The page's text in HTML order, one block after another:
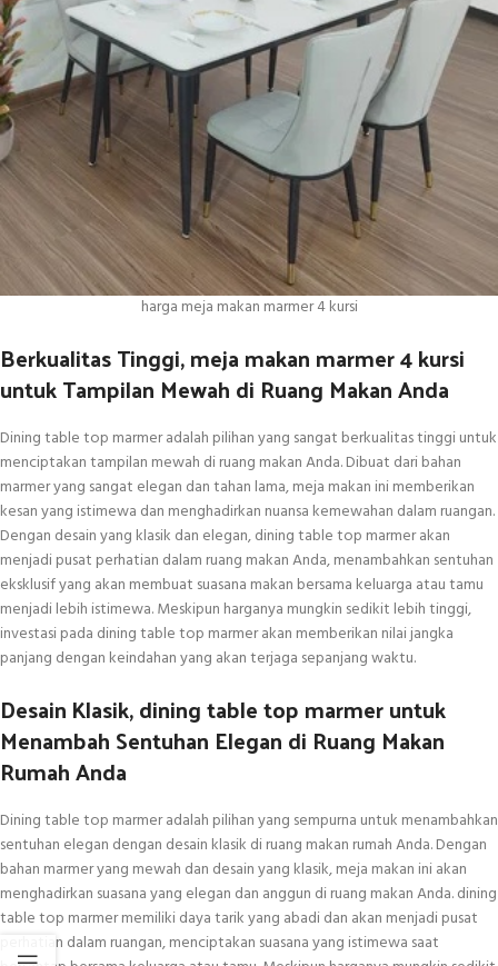
harga meja makan marmer 4 kursi
Berkualitas Tinggi, meja makan marmer 4 kursi
untuk Tampilan Mewah di Ruang Makan Anda
Dining table top marmer adalah pilihan yang sangat berkualitas tinggi untuk
menciptakan tampilan mewah di ruang makan Anda. Dibuat dari bahan
marmer yang sangat elegan dan tahan lama, meja makan ini memberikan
kesan yang istimewa dan menghadirkan nuansa kemewahan dalam ruangan.
Dengan desain yang klasik dan elegan, dining table top marmer akan
menjadi pusat perhatian dalam ruang makan Anda, menambahkan sentuhan
eksklusif yang akan membuat suasana makan bersama keluarga atau tamu
menjadi lebih istimewa. Meskipun harganya mungkin sedikit lebih tinggi,
investasi pada dining table top marmer akan memberikan nilai jangka
panjang dengan keindahan yang akan terjaga sepanjang waktu.
Desain Klasik, dining table top marmer untuk
Menambah Sentuhan Elegan di Ruang Makan
Rumah Anda
Dining table top marmer adalah pilihan yang sempurna untuk menambahkan
sentuhan elegan dengan desain klasik di ruang makan rumah Anda. Dengan
bahan marmer yang mewah dan desain yang klasik, meja makan ini akan
menghadirkan suasana yang elegan dan anggun di ruang makan Anda. dining
table top marmer memiliki daya tarik yang abadi dan akan menjadi pusat
perhatian dalam ruangan, menciptakan suasana yang istimewa saat